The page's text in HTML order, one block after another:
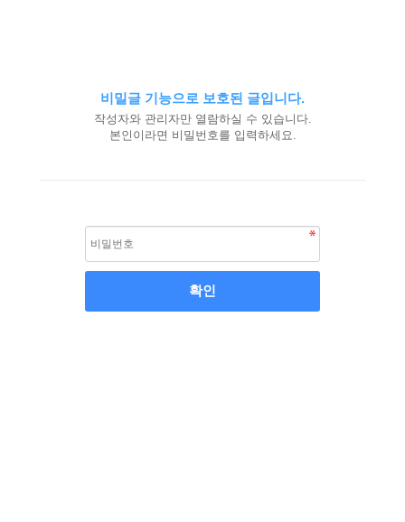
비밀글 기능으로 보호된 글입니다.
작성자와 관리자만 열람하실 수 있습니다.
본인이라면 비밀번호를 입력하세요.